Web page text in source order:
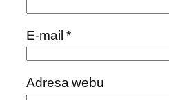
E-mail*
Adresa webu